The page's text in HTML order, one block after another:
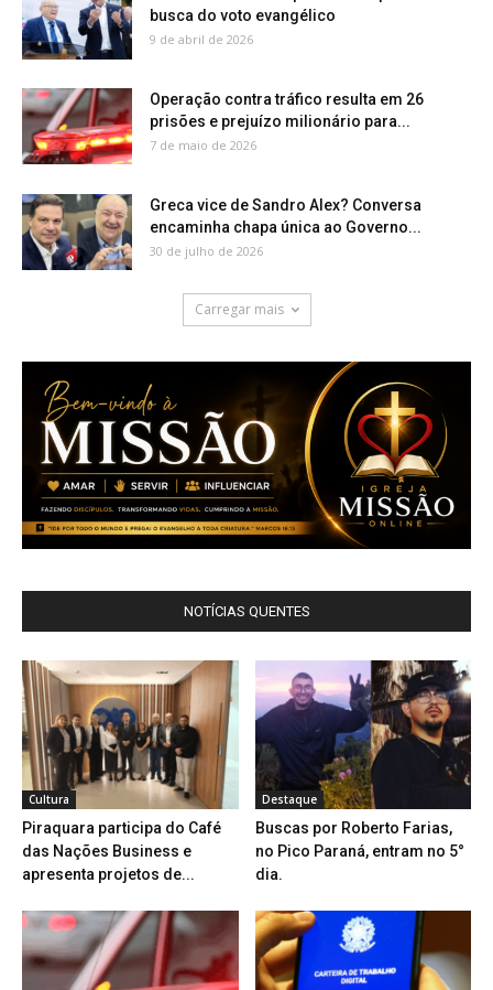
busca do voto evangélico
9 de abril de 2026
Operação contra tráfico resulta em 26
prisões e prejuízo milionário para...
7 de maio de 2026
Greca vice de Sandro Alex? Conversa
encaminha chapa única ao Governo...
30 de julho de 2026
Carregar mais
NOTÍCIAS QUENTES
Cultura
Piraquara participa do Café
das Nações Business e
apresenta projetos de...
Destaque
Buscas por Roberto Farias,
no Pico Paraná, entram no 5°
dia.